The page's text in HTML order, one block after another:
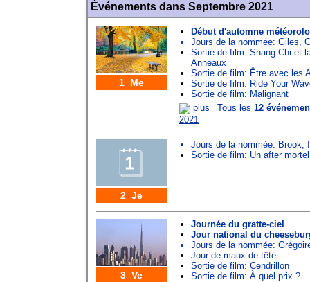
Événements dans Septembre 2021
1 Me
Début d'automne
Jours de la nommée: Giles,
Sortie de film: Shang-Chi et
Anneaux
Sortie de film: Être avec les
Sortie de film: Ride Your
Sortie de film: Malignant
plus
Tous les 12
2021
2 Je
Jours de la nommée: Brook
Sortie de film: Un after mortel
3 Ve
Journée du gratte-ciel
Jour national du
Jours de la nommée:
Jour de maux de tête
Sortie de film: Cendrillon
Sortie de film: À quel prix ?